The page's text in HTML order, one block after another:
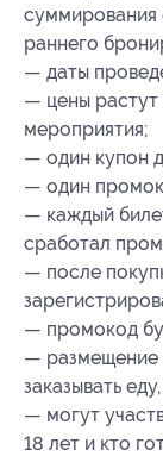
суммирования
раннего
— даты
— цены
мероприятия;
— один купон
— один
— каждый
сработал
— после
— промокод
— размещение
заказывать
— могут
18 лет и кто